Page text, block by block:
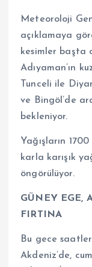
Meteoroloji
açıklamaya
kesimler başta
Adıyaman’ın
Tunceli ile
ve Bingöl’de
bekleniyor.
Yağışların
karla karışık
öngörülüyor.
GÜNEY EGE,
FIRTINA
Bu gece
Akdeniz’de,